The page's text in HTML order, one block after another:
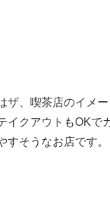
ザ、喫茶店のイメ
イクアウトもOKで
すそうなお店です。